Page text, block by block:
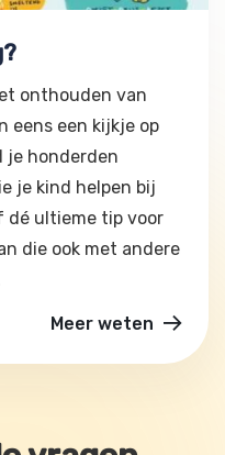
onthouden van
eens een kijkje op
je honderden
je kind helpen bij
dé ultieme tip voor
die ook met andere
Meer weten